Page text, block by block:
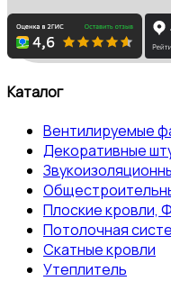
Каталог
Вентилируемые
Декоративные
Плоские кровли,
Потолочная
Скатные кровли
Утеплитель